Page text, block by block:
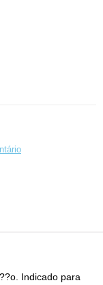
Indicado para